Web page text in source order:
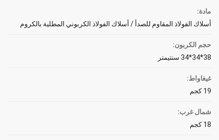
مادة:
أسلاك الفولاذ المقاوم للصدأ / أسلاك الفولاذ الكربوني المطلية بالكروم
حجم الكربون:
38*34*34 سنتيمتر
غيغاواط:
19 كجم
شمال غرب:
18 كجم